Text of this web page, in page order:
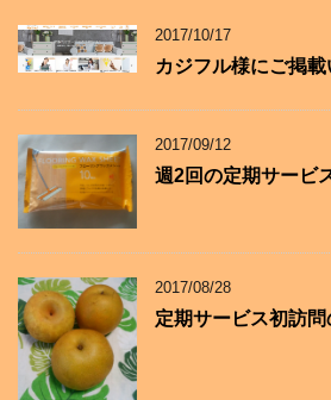
2017/10/17
カジフル様にご掲載
2017/09/12
週2回の定期サービ
2017/08/28
定期サービス初訪問